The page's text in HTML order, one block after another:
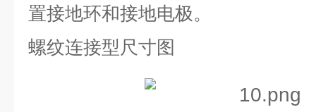
置接地环和接地电极。
螺纹连接型尺寸图